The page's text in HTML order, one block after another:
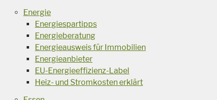
Energie
Energiespartipps
Energieberatung
Energieausweis für Immobilien
Energieanbieter
EU-Energieeffizienz-Label
Heiz- und Stromkosten erklärt